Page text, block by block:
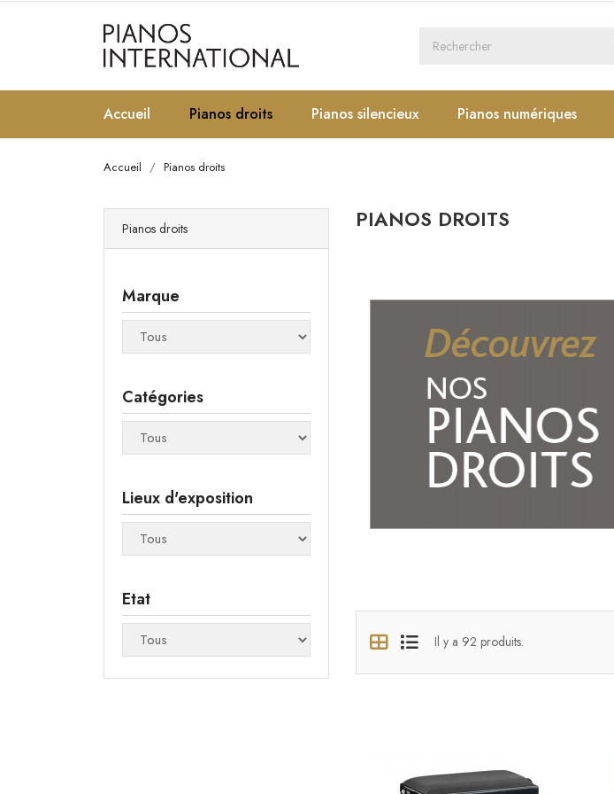
Accueil Pianos droits Pianos silencieux Pianos numériques
Accueil Pianos droits
Pianos droits
Marque
Catégories
Lieux d'exposition
Etat
PIANOS DROITS
Il y a 92 produits.